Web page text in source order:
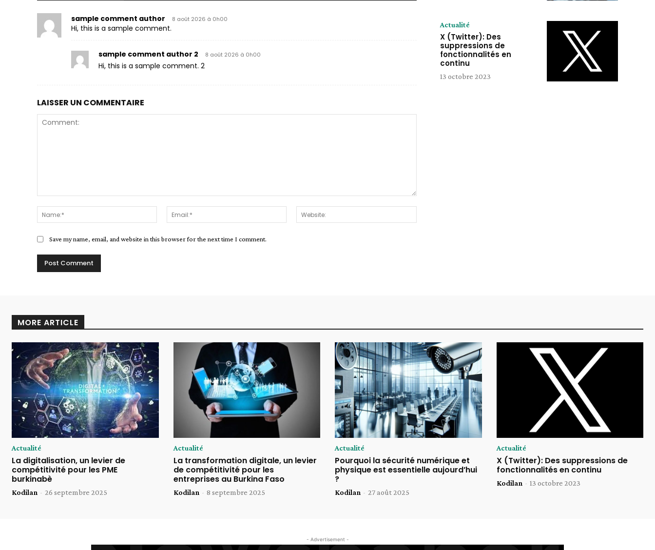
sample comment author 8 août 2026 à 0h00
Hi, this is a sample comment.
sample comment author 2 8 août 2026 à 0h00
Hi, this is a sample comment. 2
LAISSER UN COMMENTAIRE
Save my name, email, and website in this browser for the next time I comment.
Actualité
X (Twitter): Des
suppressions de
fonctionnalités en
continu
13 octobre 2023
MORE ARTICLE
Actualité
La digitalisation, un levier de
compétitivité pour les PME
burkinabè
Kodilan - 26 septembre 2025
Actualité
La transformation digitale, un levier
de compétitivité pour les
entreprises au Burkina Faso
Kodilan - 8 septembre 2025
Actualité
Pourquoi la sécurité numérique et
physique est essentielle aujourd’hui
?
Kodilan - 27 août 2025
Actualité
X (Twitter): Des suppressions de
fonctionnalités en continu
Kodilan - 13 octobre 2023
- Advertisement -